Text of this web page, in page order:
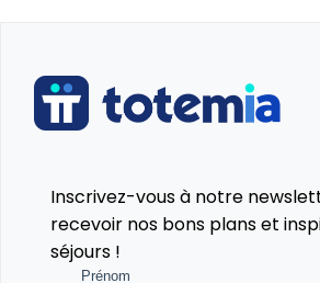
aiment bouger, s’amuser et faire
rencontres ! 🌟🏅
sur-Lot ? 🤩🚀
Inscrivez-vous à notre
recevoir nos bons plans et
séjours !